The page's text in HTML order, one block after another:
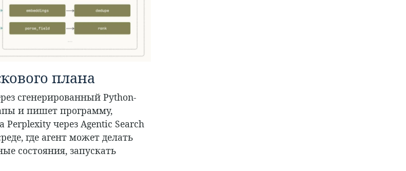
плана
сгенерированный Python-
и пишет программу,
через Agentic Search
где агент может делать
состояния, запускать